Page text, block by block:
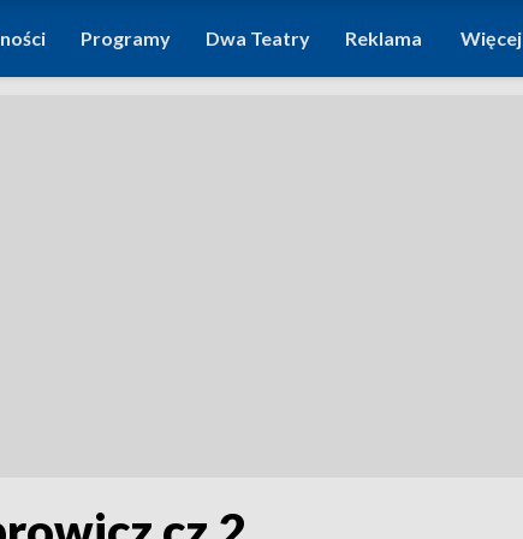
Programy Dwa Teatry Reklama Więcej